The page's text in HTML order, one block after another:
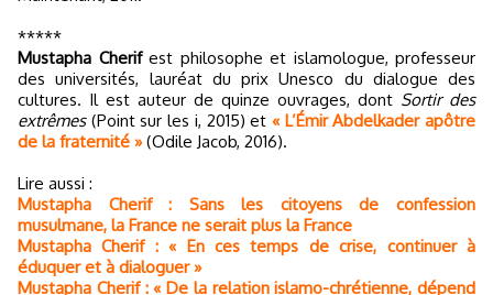
*****
Mustapha Cherifest philosophe et islamologue, professeur
des universités, lauréat du prix Unesco du dialogue des
cultures. Il est auteur de quinze ouvrages, dont Sortir des
extrêmes(Point sur les i, 2015) et « L’Émir Abdelkader apôtre
de la fraternité »(Odile Jacob, 2016).
Lire aussi :
Mustapha Cherif : Sans les citoyens de confession
musulmane, la France ne serait plus la France
Mustapha Cherif : « En ces temps de crise, continuer à
éduquer et à dialoguer »
Mustapha Cherif : « De la relation islamo-chrétienne, dépend